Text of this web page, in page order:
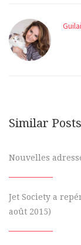
Similar Posts
Nouvelles
Jet Society a
août 2015)